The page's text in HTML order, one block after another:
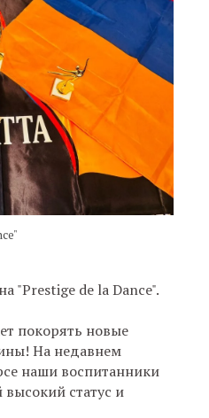
"Prestige de la Dance".
покорять новые
На недавнем
наши воспитанники
статус и